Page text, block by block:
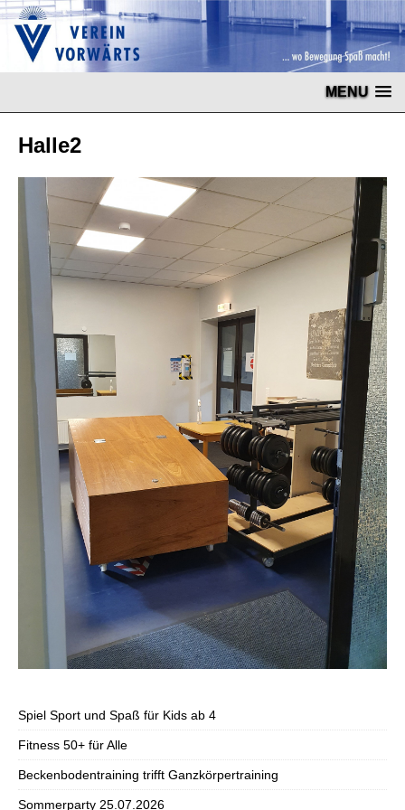
MENU
Halle2
Spiel Sport und Spaß für Kids ab 4
Fitness 50+ für Alle
Beckenbodentraining trifft Ganzkörpertraining
Sommerparty 25.07.2026